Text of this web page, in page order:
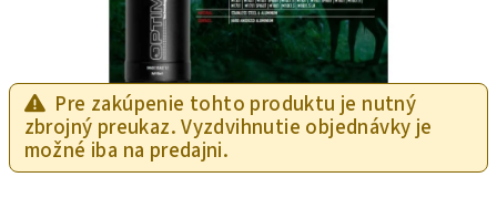
Pre zakúpenie tohto produktu je nutný
zbrojný preukaz. Vyzdvihnutie objednávky je
možné iba na predajni.